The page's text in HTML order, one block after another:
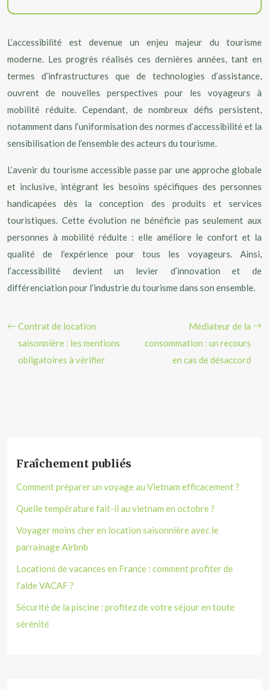
L’accessibilité est devenue un enjeu majeur du tourisme
moderne. Les progrès réalisés ces dernières années, tant en
termes d’infrastructures que de technologies d’assistance,
ouvrent de nouvelles perspectives pour les voyageurs à
mobilité réduite. Cependant, de nombreux défis persistent,
notamment dans l’uniformisation des normes d’accessibilité et la
sensibilisation de l’ensemble des acteurs du tourisme.
L’avenir du tourisme accessible passe par une approche globale
et inclusive, intégrant les besoins spécifiques des personnes
handicapées dès la conception des produits et services
touristiques. Cette évolution ne bénéficie pas seulement aux
personnes à mobilité réduite : elle améliore le confort et la
qualité de l’expérience pour tous les voyageurs. Ainsi,
l’accessibilité devient un levier d’innovation et de
différenciation pour l’industrie du tourisme dans son ensemble.
Contrat de location
saisonnière : les mentions
obligatoires à vérifier
Médiateur de la
consommation : un recours
en cas de désaccord
Fraîchement publiés
Comment préparer un voyage au Vietnam efficacement ?
Quelle température fait-il au vietnam en octobre ?
Voyager moins cher en location saisonnière avec le
parrainage Airbnb
Locations de vacances en France : comment profiter de
l’aide VACAF ?
Sécurité de la piscine : profitez de votre séjour en toute
sérénité